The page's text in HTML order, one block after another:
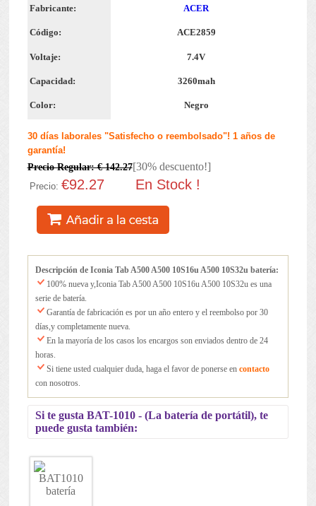
Fabricante: ACER
Código: ACE2859
Voltaje: 7.4V
Capacidad: 3260mah
Color: Negro
30 días laborales "Satisfecho o reembolsado"! 1 años de
garantía!
Precio Regular: € 142.27[30% descuento!]
Precio:€92.27 En Stock !
Descripción de Iconia Tab A500 A500 10S16u A500 10S32u batería:
100% nueva y,Iconia Tab A500 A500 10S16u A500 10S32u es una
serie de batería.
Garantía de fabricación es por un año entero y el reembolso por 30
días,y completamente nueva.
En la mayoría de los casos los encargos son enviados dentro de 24
horas.
Si tiene usted cualquier duda, haga el favor de ponerse en contacto
con nosotros.
Si te gusta BAT-1010 - (La batería de portátil), te
puede gusta también: